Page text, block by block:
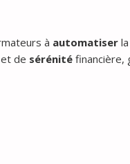
à automatiser
et de sérénité financière,